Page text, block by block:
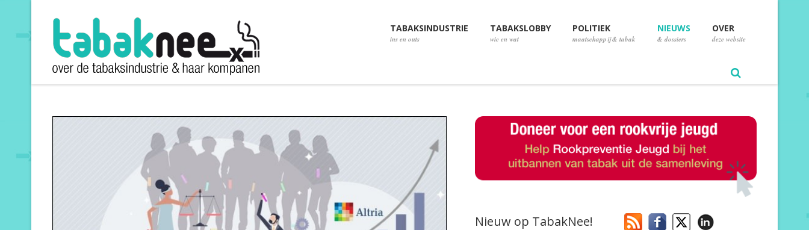
TABAKSINDUSTRIE
ins en outs
TABAKSLOBBY
wie en wat
POLITIEK
maatschappij & tabak
NIEUWS
& dossiers
OVER
deze website
Nieuw op TabakNee!